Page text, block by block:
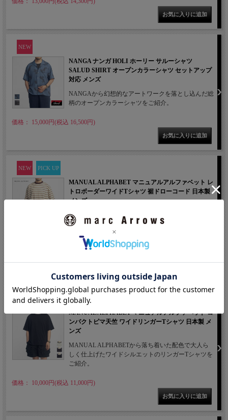
NEW
NANGA ナンガ HOLI ホーリー サルーシャツ
SALUD SHIRT オープンカラーシャツ セットアップ
対応 メンズ
NANGAから幻想的なアートワークを落とし込んだ総
柄のオープンカラーシャツをご紹介。
価格： 15,000円(税込 16,500円)
NEW PICK UP
MANUAL ALPHABET マニュアルアルファベット レ
トロボーダーワイドTシャツ 裾ドローコード 日本製
メンズ
MANUAL ALPHABETからレトロなボーダー生地と
裾のスピンドルが特徴のワイドシルエットTシャツを
NEW
MANUAL ALPHABET マニュアルアルファベット コ
ンパクトピマ天竺 ワイドリンガーTシャツ 日本製 メ
ンズ
MANUAL ALPHABETから落ち着いた配色で大人ら
しく仕上げたワイドシルエットのリンガーTシャツを
ご紹介。
価格： 10,000円(税込 11,000円)